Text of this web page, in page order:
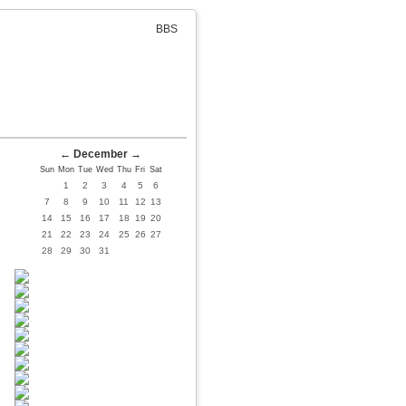
BBS
← December →
Sun Mon Tue Wed Thu Fri Sat
1 2 3 4 5
6
7
8 9 10 11 12
13
14
15 16 17 18 19 20
21
22 23 24 25 26 27
28
29 30 31